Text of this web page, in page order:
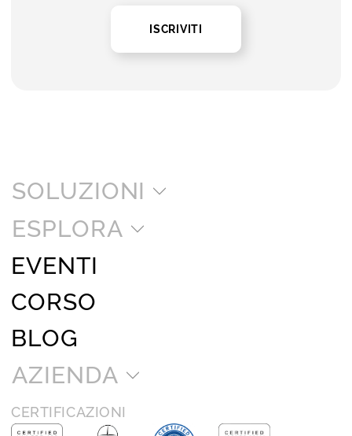
ISCRIVITI
SOLUZIONI
ESPLORA
EVENTI
CORSO
BLOG
AZIENDA
CERTIFICAZIONI